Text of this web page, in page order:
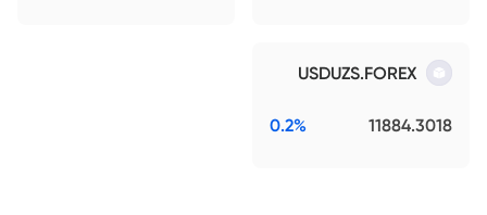
USDUZS.FOREX
11884.3018
0.2%